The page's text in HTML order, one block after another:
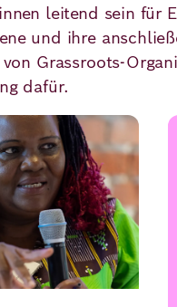
leitend sein für
und ihre
Grassroots-
dafür.